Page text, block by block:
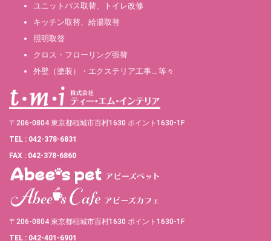
ユニットバス取替、トイレ改修
キッチン取替、給湯取替
照明取替
クロス・フローリング張替
外壁（塗装）・エクステリア工事… 等々
〒206-0804 東京都稲城市百村1630 ポイント1630-1F
TEL : 042-378-6831
FAX : 042-378-6860
〒206-0804 東京都稲城市百村1630 ポイント1630-1F
TEL : 042-401-6901